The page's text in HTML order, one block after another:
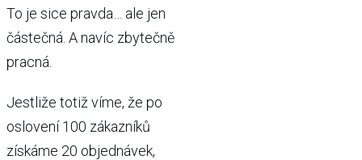
To je sice pravda… ale jen
částečná. A navíc zbytečně
pracná.
Jestliže totiž víme, že po
oslovení 100 zákazníků
získáme 20 objednávek,